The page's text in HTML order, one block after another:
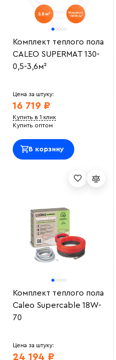
Комплект теплого пола
CALEO SUPERMAT 130-
0,5-3,6м²
Цена за штуку:
16 719 ₽
Купить в 1 клик
Купить оптом
В корзину
Комплект теплого пола
Caleo Supercable 18W-
70
Цена за штуку:
24 194 ₽